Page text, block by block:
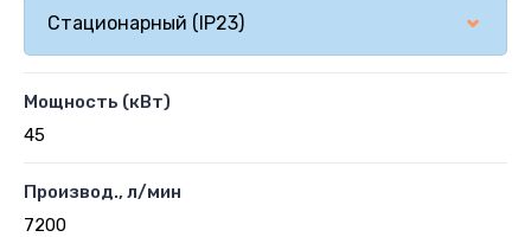
Мощность (кВт)
45
Производ., л/мин
7200